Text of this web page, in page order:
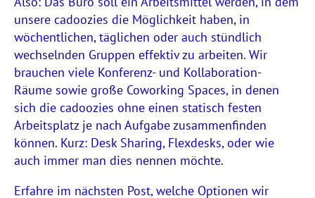
unsere cadoozies die Möglichkeit haben, in
wöchentlichen, täglichen oder auch stündlich
wechselnden Gruppen effektiv zu arbeiten. Wir
brauchen viele Konferenz- und Kollaboration-
Räume sowie große Coworking Spaces, in denen
sich die cadoozies ohne einen statisch festen
Arbeitsplatz je nach Aufgabe zusammenfinden
können. Kurz: Desk Sharing, Flexdesks, oder wie
auch immer man dies nennen möchte.
Erfahre im nächsten Post, welche Optionen wir